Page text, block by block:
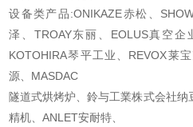
设备类产品:ONIKAZE赤松、
泽、TROAY东丽、EOLUS真空企
KOTOHIRA琴平工业、REVOX莱
源、MASDAC
隧道式烘烤炉、鈴与工業株式会社纳
精机、ANLET安耐特、